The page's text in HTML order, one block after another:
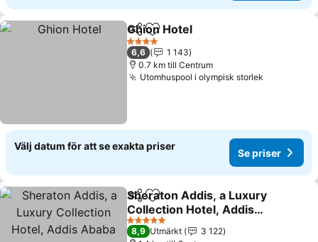
Dela Lägg till i Mina Favoriter
Ghion Hotel
4 Stjärnor
6,6
1 143
0.7 km till Centrum
Utomhuspool i olympisk storlek
Välj datum för att se exakta priser
Se priser
Dela Lägg till i Mina Favoriter
Sheraton Addis, a Luxury
Collection Hotel, Addis
Ababa
5 Stjärnor
8,9 Utmärkt
3 122